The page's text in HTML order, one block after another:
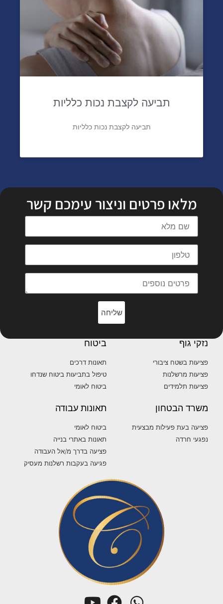
תביעה לקצבת נכות כלליות
תביעה לקצבת נכות כלליות
מלאו פרטים וניצור עימכם קשר
שליחה
נזקי גוף
פציעות בשטח ציבורי
פציעות מרשלנות
פציעות תלמידים
ביטוח
תאונות דרכים
טיפול בתביעות ביטוח שנדחו
ביטוח לאומי
משרד הבטחון
פציעה בעת פעילות מבצעית
נפגעי חרדה
תאונות עבודה
ביטוח לאומי
תאונות באתרי בנייה
פציעה בדרך מ/אל העבודה
פגיעה בעקבות רשלנות מעסיק